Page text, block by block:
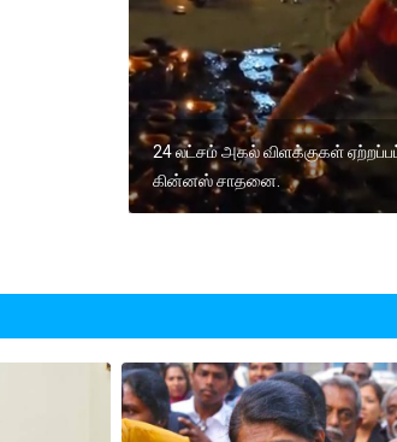
24 லட்சம் அகல் விளக்குகள்
கின்னஸ் சாதனை.